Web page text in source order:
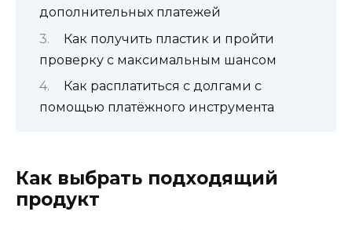
дополнительных платежей
Как получить пластик и пройти
проверку с максимальным шансом
Как расплатиться с долгами с
помощью платёжного инструмента
Как выбрать подходящий
продукт